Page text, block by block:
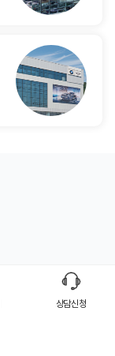
상담신청